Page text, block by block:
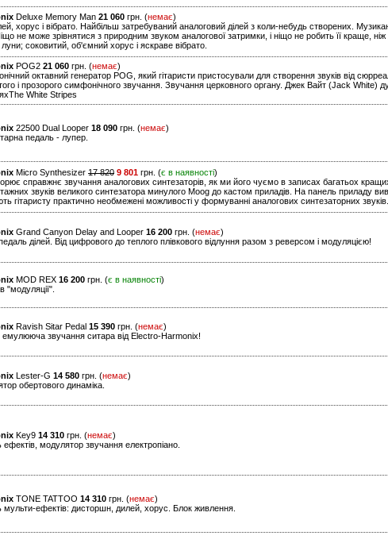
Deluxe Memory Man 21 060 грн. (немає)
хорус і вібрато. Найбільш затребуваний аналоговий ділей з коли-небудь створених.
не може зрівнятися з природним звуком аналогової затримки, і ніщо не робить її краще,
соковитий, об'ємний хорус і яскраве вібрато.
POG2 21 060 грн. (немає)
октавний генератор POG, який гітаристи пристосували для створення звуків від
і прозорого симфонічного звучання. Звучання церковного органу. Джек Вайт (Jack White)
White Stripes
22500 Dual Looper 18 090 грн. (немає)
педаль - лупер.
Micro Synthesizer 17 820 9 801 грн. (є в наявності)
справжнє звучання аналогових синтезаторів, як ми його чуємо в записах багатьох кращих
звуків великого синтезатора минулого Moog до кастом приладів. На панель приладу
гітаристу практично необмежені можливості у формуванні аналогових синтезаторних звуків.
Grand Canyon Delay and Looper 16 200 грн. (немає)
ділей. Від цифрового до теплого плівкового відлуння разом з реверсом і модуляцією!
MOD REX 16 200 грн. (є в наявності)
"модуляції".
Ravish Sitar Pedal 15 390 грн. (немає)
звучання ситара від Electro-Harmonix!
Lester-G 14 580 грн. (немає)
обертового динаміка.
Key9 14 310 грн. (немає)
ефектів, модулятор звучання електропіано.
TONE TATTOO 14 310 грн. (немає)
мульти-ефектів: дисторшн, дилей, хорус. Блок живлення.